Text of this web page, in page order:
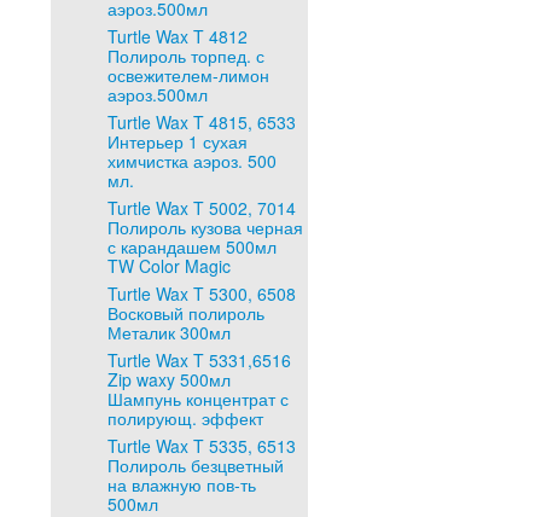
аэроз.500мл
Turtle Wax T 4812
Полироль торпед. с
освежителем-лимон
аэроз.500мл
Turtle Wax T 4815, 6533
Интерьер 1 сухая
химчистка аэроз. 500
мл.
Turtle Wax T 5002, 7014
Полироль кузова черная
с карандашем 500мл
TW Color Magic
Turtle Wax T 5300, 6508
Восковый полироль
Металик 300мл
Turtle Wax T 5331,6516
Zip waxy 500мл
Шампунь концентрат с
полирующ. эффект
Turtle Wax T 5335, 6513
Полироль безцветный
на влажную пов-ть
500мл